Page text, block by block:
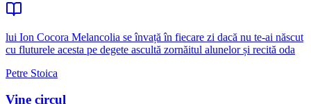
lui Ion Cocora Melancolia se învață în fiecare zi dacă nu te-ai născut
cu fluturele acesta pe degete ascultă zornăitul alunelor și recită oda
Petre Stoica
Vine circul